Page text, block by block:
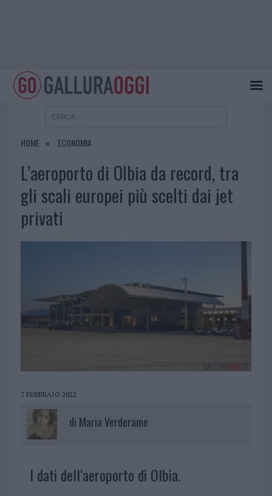
HOME ECONOMIA
L’aeroporto di Olbia da record, tra
gli scali europei più scelti dai jet
privati
7 FEBBRAIO 2022
di Maria Verderame
I dati dell’aeroporto di Olbia.